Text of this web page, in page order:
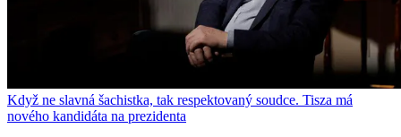
Když ne slavná šachistka, tak respektovaný soudce. Tisza má
nového kandidáta na prezidenta